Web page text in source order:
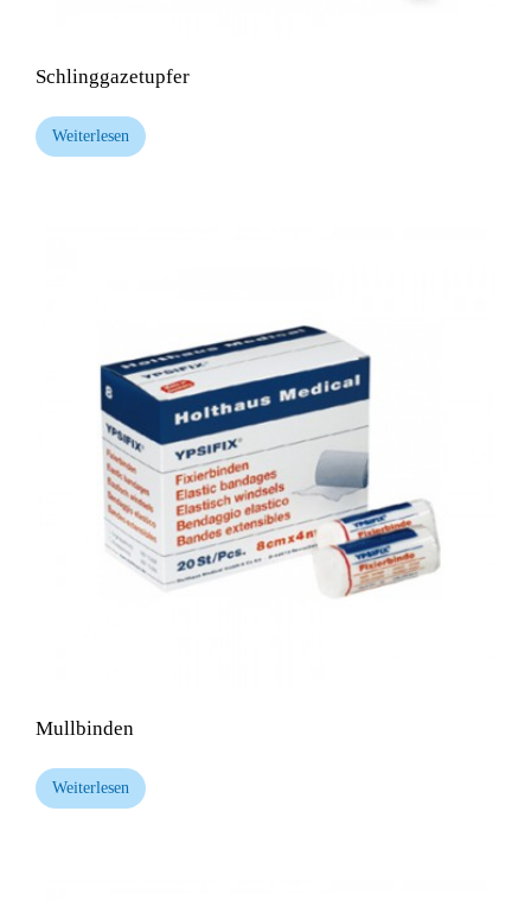
Schlinggazetupfer
Weiterlesen
Mullbinden
Weiterlesen